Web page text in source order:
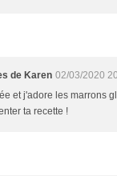
de Karen 02/03/2020
et j'adore les marrons
ta recette !